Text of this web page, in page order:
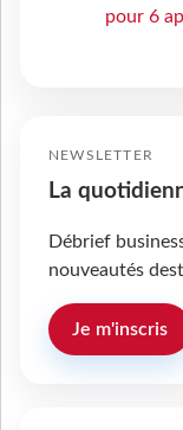
pour 6
NEWSLETTER
La
Débrief
nouveautés
Je m'inscris